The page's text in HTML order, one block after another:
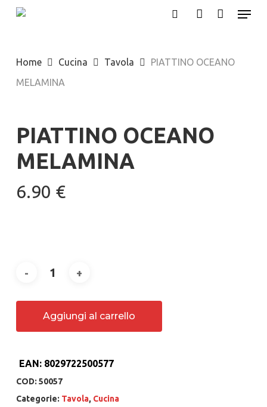
Skip
content
Menu
Home Cucina Tavola
PIATTINO OCEANO
MELAMINA
PIATTINO OCEANO
MELAMINA
6.90 €
Aggiungi al carrello
EAN: 8029722500577
COD: 50057
Categorie: Tavola, Cucina